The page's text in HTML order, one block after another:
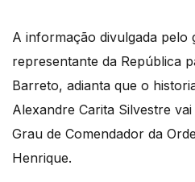
A informação divulgada pelo
representante da República
Barreto, adianta que o
Alexandre Carita Silvestre
Grau de Comendador da
Henrique.